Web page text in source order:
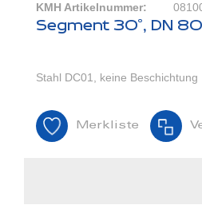
KMH Artikelnummer:
Segment 30°, DN
Stahl DC01, keine Beschichtung
Merkliste